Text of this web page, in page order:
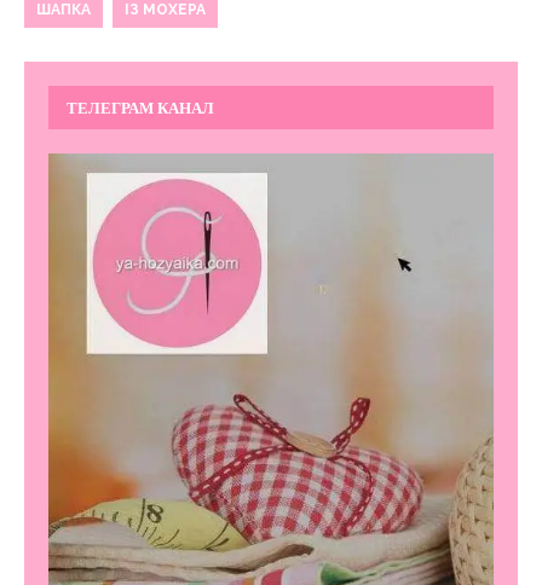
ШАПКА ІЗ МОХЕРА
ТЕЛЕГРАМ КАНАЛ